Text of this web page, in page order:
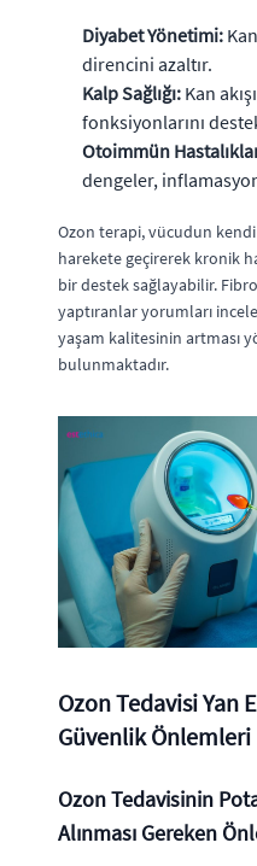
Diyabet Yönetimi:
direncini azaltır.
Kalp Sağlığı: Kan
fonksiyonlarını
Otoimmün
dengeler,
Ozon terapi, vücudun
harekete geçirerek kronik
bir destek sağlayabilir.
yaptıranlar yorumları
yaşam kalitesinin artması
bulunmaktadır.
Ozon Tedavisi Yan
Güvenlik Önlemleri
Ozon Tedavisinin
Alınması Gereken